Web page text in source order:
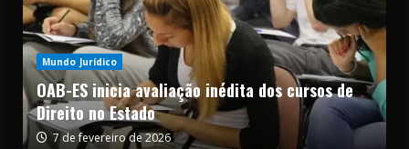
Mundo Jurídico
OAB-ES inicia avaliação inédita dos cursos de
Direito no Estado
7 de fevereiro de 2026